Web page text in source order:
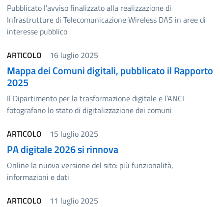
Pubblicato l'avviso finalizzato alla realizzazione di
Infrastrutture di Telecomunicazione Wireless DAS in aree di
interesse pubblico
ARTICOLO
16 luglio 2025
Mappa dei Comuni digitali, pubblicato il Rapporto
2025
Il Dipartimento per la trasformazione digitale e l’ANCI
fotografano lo stato di digitalizzazione dei comuni
ARTICOLO
15 luglio 2025
PA digitale 2026 si rinnova
Online la nuova versione del sito: più funzionalità,
informazioni e dati
ARTICOLO
11 luglio 2025